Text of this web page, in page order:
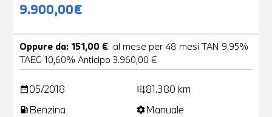
9.900,00€
Oppure da: 151,00 € al mese per 48 mesi TAN 9,95%
TAEG 10,60% Anticipo 3.960,00 €
date_range05/2018 add_road81.380 km
local_gas_station Benzina settingsManuale